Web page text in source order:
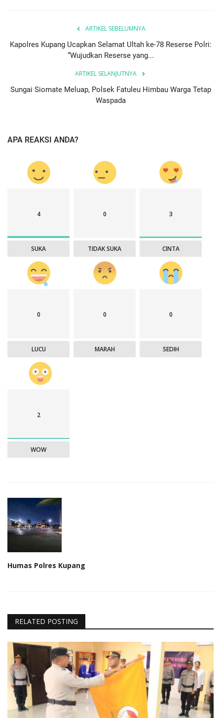
ARTIKEL SEBELUMNYA
Kapolres Kupang Ucapkan Selamat Ultah ke-78 Reserse Polri:
“Wujudkan Reserse yang...
ARTIKEL SELANJUTNYA
Sungai Siomate Meluap, Polsek Fatuleu Himbau Warga Tetap
Waspada
APA REAKSI ANDA?
4
SUKA
0
TIDAK SUKA
3
CINTA
0
LUCU
0
MARAH
0
SEDIH
2
WOW
Humas Polres Kupang
RELATED POSTING